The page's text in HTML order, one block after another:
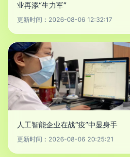
业再添“生力军”
更新时间：2026-08-06 12:32:17
人工智能企业在战“疫”中显身手
更新时间：2026-08-06 20:25:21